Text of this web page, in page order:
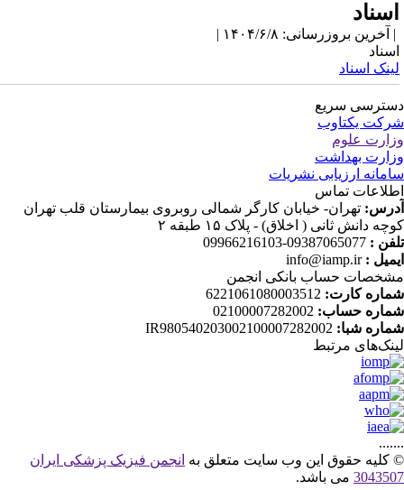
بروزرسانی: ۱۴۰۴/۶/۸ |
اسناد
سریع
یکتاوب
علوم
بهداشت
ارزیابی نشریات
تماس
تهران- خیابان کارگر شمالی روبروی بیمارستان قلب تهران
دانش ثانی ( اخلاق) - پلاک ۱۵ طبقه ۲
:
09387065077-09966216103
:
info@iamp.ir
حساب بانکی انجمن
کارت:6221061080003512
حساب:02100007282002
شبا:IR980540203002100007282002
مرتبط
کلیه حقوق این وب سایت متعلق بهانجمن فیزیک پزشکی ایران
می باشد.